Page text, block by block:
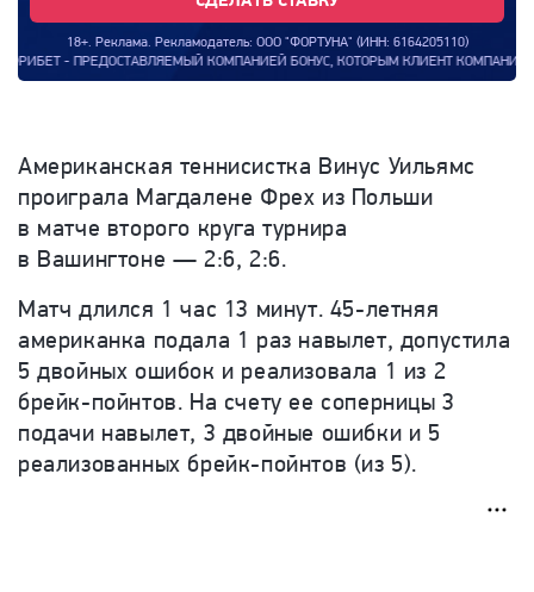
18+. Реклама. Рекламодатель: ООО "ФОРТУНА" (ИНН: 6164205110)
КОМПАНИЕЙ БОНУС, КОТОРЫМ КЛИЕНТ КОМПАНИИ МОЖЕТ
Американская теннисистка Винус Уильямс
проиграла Магдалене Фрех из Польши
в матче второго круга турнира
в Вашингтоне — 2:6, 2:6.
Матч длился 1 час 13 минут. 45-летняя
американка подала 1 раз навылет, допустила
5 двойных ошибок и реализовала 1 из 2
брейк-пойнтов. На счету ее соперницы 3
подачи навылет, 3 двойные ошибки и 5
реализованных брейк-пойнтов (из 5).